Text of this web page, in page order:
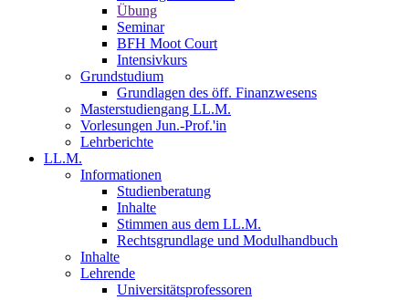
Übung
Seminar
BFH Moot Court
Intensivkurs
Grundstudium
Grundlagen des öff. Finanzwesens
Masterstudiengang LL.M.
Vorlesungen Jun.-Prof.'in
Lehrberichte
LL.M.
Informationen
Studienberatung
Inhalte
Stimmen aus dem LL.M.
Rechtsgrundlage und Modulhandbuch
Inhalte
Lehrende
Universitätsprofessoren